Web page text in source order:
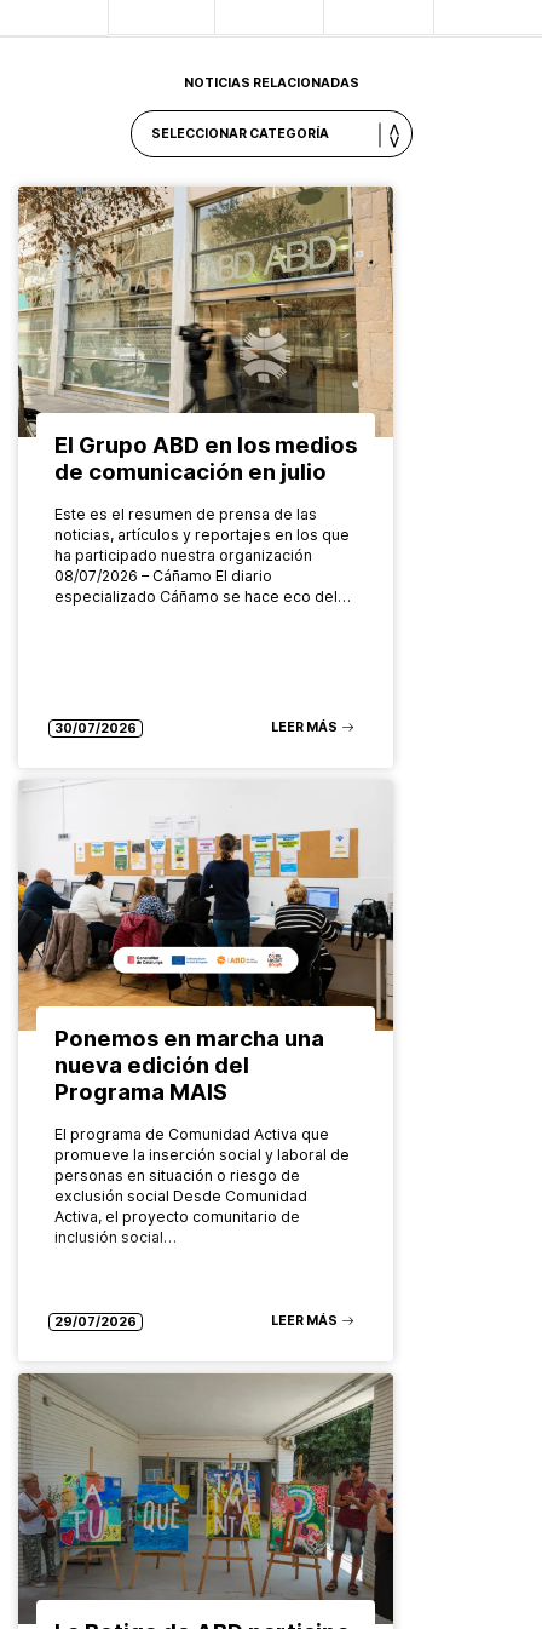
NOTICIAS RELACIONADAS
El Grupo ABD en los medios
de comunicación en julio
Este es el resumen de prensa de las
noticias, artículos y reportajes en los que
ha participado nuestra organización
08/07/2026 – Cáñamo El diario
especializado Cáñamo se hace eco del…
30/07/2026 LEER MÁS
Ponemos en marcha una
nueva edición del
Programa MAIS
El programa de Comunidad Activa que
promueve la inserción social y laboral de
personas en situación o riesgo de
exclusión social Desde Comunidad
Activa, el proyecto comunitario de
inclusión social…
29/07/2026 LEER MÁS